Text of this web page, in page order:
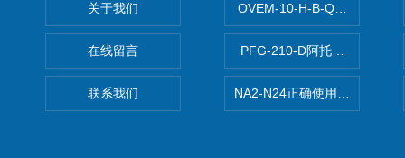
关于我们
在线留言
联系我们
OVEM-10-H-B-QO-CE-N-2P
PFG-210-D阿托斯ATOS电
NA2-N24正确使用松下安全光